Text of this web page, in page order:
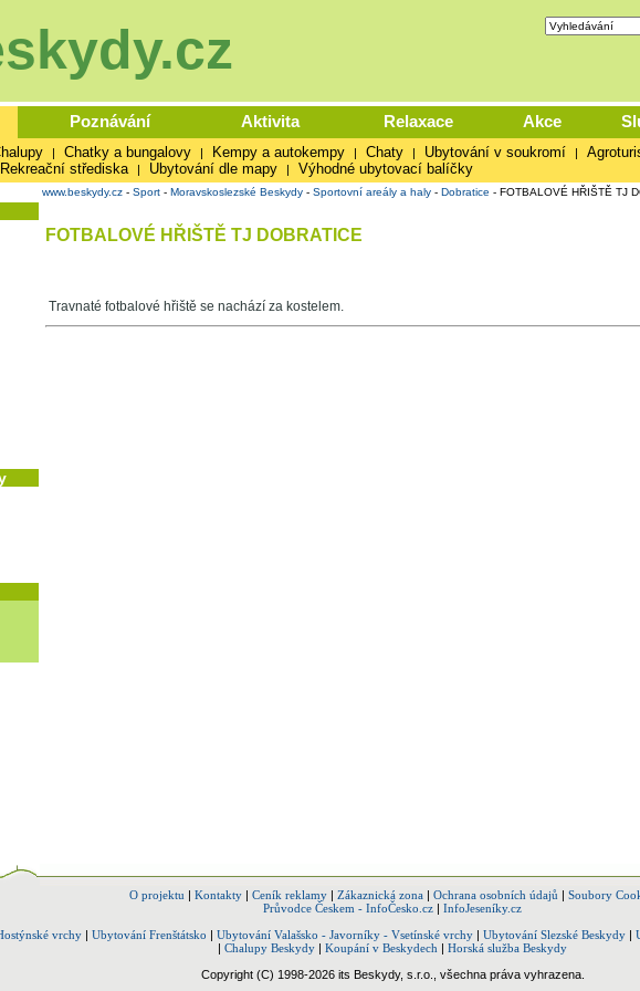
Poznávání Aktivita Relaxace Akce
| Chatky a bungalovy | Kempy a autokempy | Chaty | Ubytování v soukromí |
Rekreační střediska | Ubytování dle mapy | Výhodné ubytovací balíčky
www.beskydy.cz- Sport- Moravskoslezské Beskydy- Sportovní areály a haly- Dobratice - FOTBALOVÉ HŘIŠTĚ TJ
FOTBALOVÉ HŘIŠTĚ TJ DOBRATICE
Travnaté fotbalové hřiště se nachází za kostelem.
O projektu | Kontakty| Ceník reklamy| Zákaznická zona| Ochrana osobních údajů | Soubory
Průvodce Českem - InfoČesko.cz | InfoJeseníky.cz
vrchy | Ubytování Frenštátsko | Ubytování Valašsko - Javorníky - Vsetínské vrchy | Ubytování Slezské Beskydy |
| Chalupy Beskydy | Koupání v Beskydech | Horská služba Beskydy
Copyright (C) 1998-2026 its Beskydy, s.r.o., všechna práva vyhrazena.